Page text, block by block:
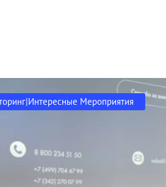
Мероприятия